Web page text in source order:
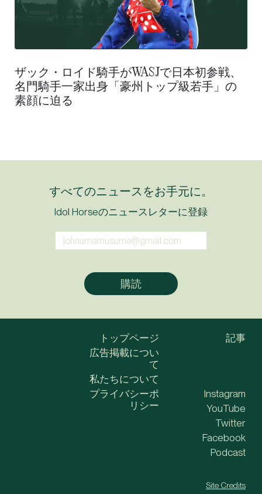
ザック・ロイド騎手がWASJで日本初参戦、
名門騎手一家出身「豪州トップ級若手」の
素顔に迫る
すべてのニュースをお手元に。
Idol Horseのニュースレターに登録
トップページ
広告掲載につい
て
私たちについて
記事
プライバシーポ
リシー
Instagram
YouTube
Twitter
Facebook
Podcast
Site Credits